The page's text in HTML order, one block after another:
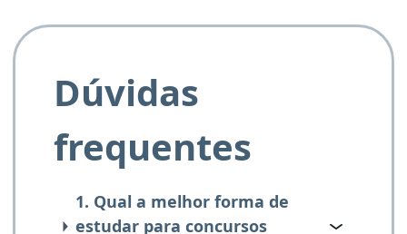
Dúvidas
frequentes
1. Qual a melhor forma de
estudar para concursos